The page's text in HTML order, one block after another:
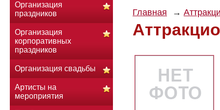
Главная
Организация
праздников
Организация
корпоративных
праздников
Организация свадьбы
Артисты на
мероприятия